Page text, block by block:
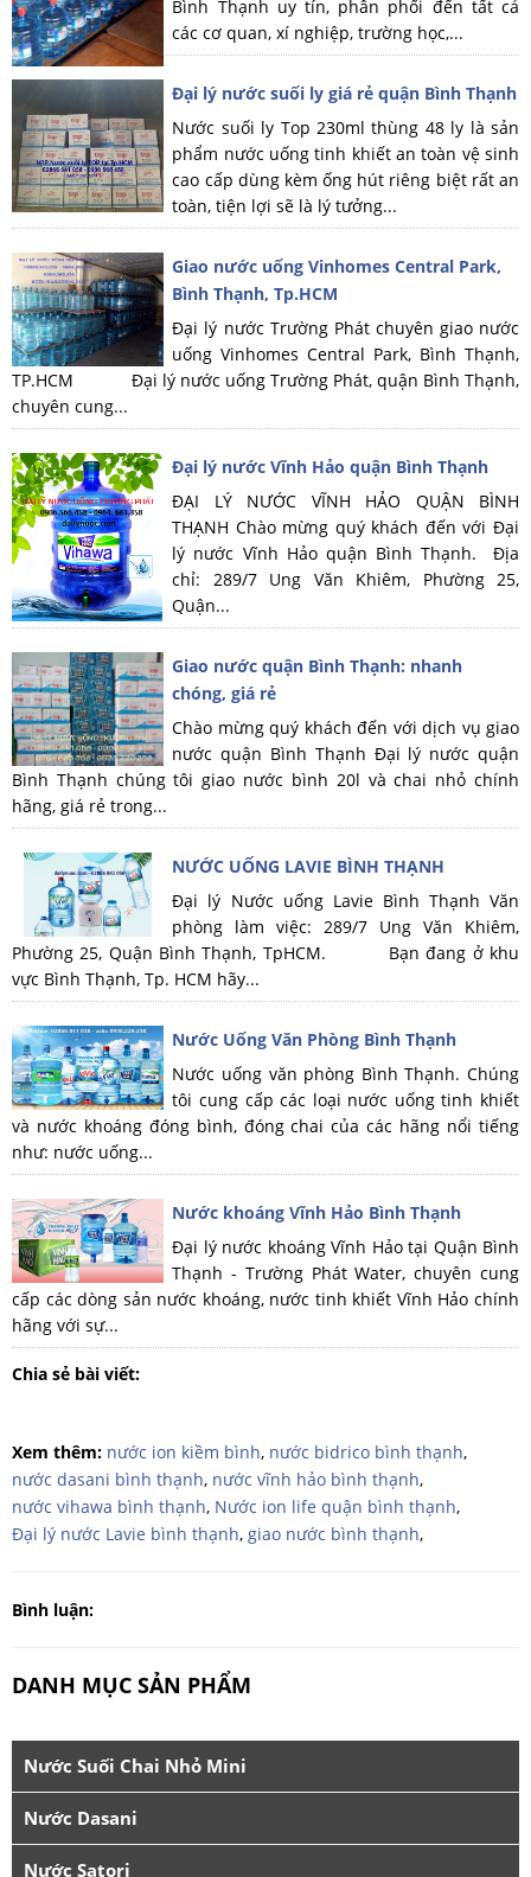
Bình Thạnh uy tín, phân phối đến tất cả
các cơ quan, xí nghiệp, trường học,...
Đại lý nước suối ly giá rẻ quận Bình Thạnh
Nước suối ly Top 230ml thùng 48 ly là sản
phẩm nước uống tinh khiết an toàn vệ sinh
cao cấp dùng kèm ống hút riêng biệt rất an
toàn, tiện lợi sẽ là lý tưởng...
Giao nước uống Vinhomes Central Park,
Bình Thạnh, Tp.HCM
Đại lý nước Trường Phát chuyên giao nước
uống Vinhomes Central Park, Bình Thạnh,
TP.HCM Đại lý nước uống Trường Phát, quận Bình Thạnh,
chuyên cung...
Đại lý nước Vĩnh Hảo quận Bình Thạnh
ĐẠI LÝ NƯỚC VĨNH HẢO QUẬN BÌNH
THẠNH Chào mừng quý khách đến với Đại
lý nước Vĩnh Hảo quận Bình Thạnh. Địa
chỉ: 289/7 Ung Văn Khiêm, Phường 25,
Quận...
Giao nước quận Bình Thạnh: nhanh
chóng, giá rẻ
Chào mừng quý khách đến với dịch vụ giao
nước quận Bình Thạnh Đại lý nước quận
Bình Thạnh chúng tôi giao nước bình 20l và chai nhỏ chính
hãng, giá rẻ trong...
NƯỚC UỐNG LAVIE BÌNH THẠNH
Đại lý Nước uống Lavie Bình Thạnh Văn
phòng làm việc: 289/7 Ung Văn Khiêm,
Phường 25, Quận Bình Thạnh, TpHCM. Bạn đang ở khu
vực Bình Thạnh, Tp. HCM hãy...
Nước Uống Văn Phòng Bình Thạnh
Nước uống văn phòng Bình Thạnh. Chúng
tôi cung cấp các loại nước uống tinh khiết
và nước khoáng đóng bình, đóng chai của các hãng nổi tiếng
như: nước uống...
Nước khoáng Vĩnh Hảo Bình Thạnh
Đại lý nước khoáng Vĩnh Hảo tại Quận Bình
Thạnh - Trường Phát Water, chuyên cung
cấp các dòng sản nước khoáng, nước tinh khiết Vĩnh Hảo chính
hãng với sự...
Chia sẻ bài viết:
Xem thêm: nước ion kiềm bình, nước bidrico bình thạnh,
nước dasani bình thạnh, nước vĩnh hảo bình thạnh,
nước vihawa bình thạnh, Nước ion life quận bình thạnh,
Đại lý nước Lavie bình thạnh, giao nước bình thạnh,
Bình luận:
DANH MỤC SẢN PHẨM
Nước Suối Chai Nhỏ Mini
Nước Dasani
Nước Satori